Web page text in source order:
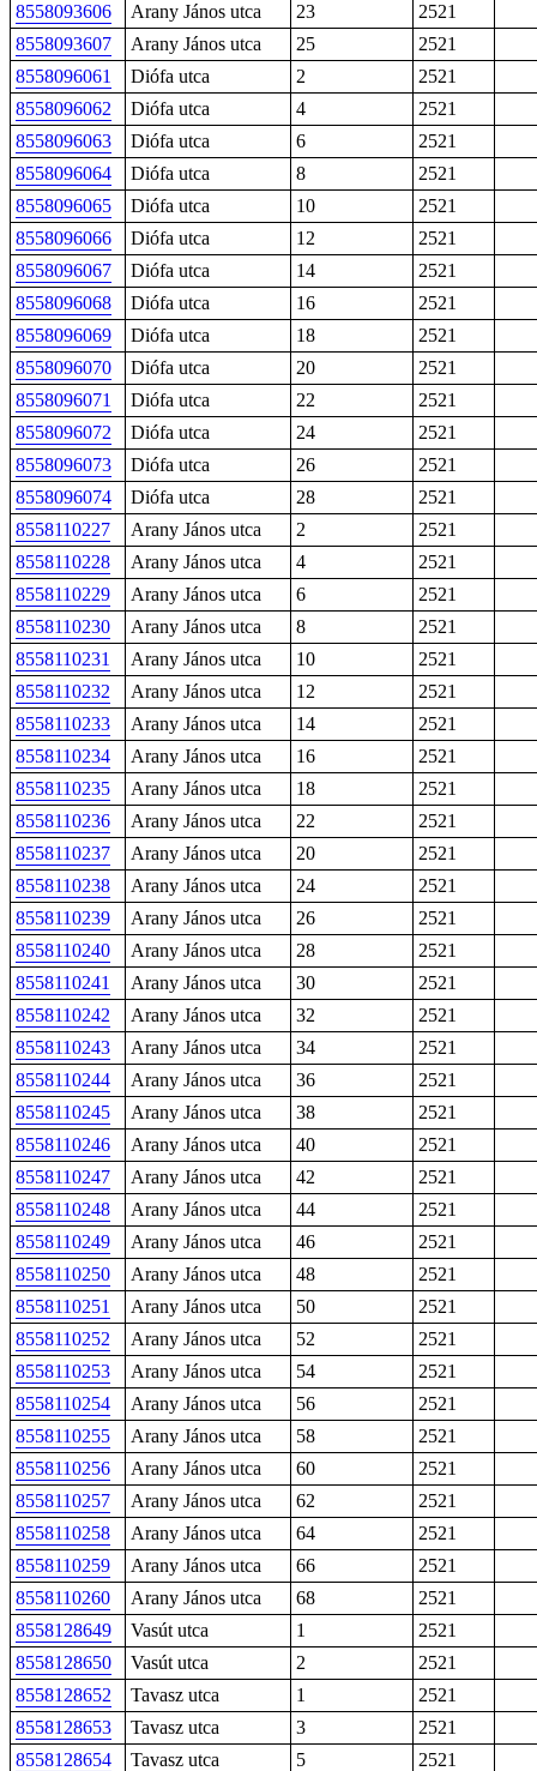
8558093606
Arany János utca 23
2521
8558093607
Arany János utca 25
2521
8558096061
Diófa utca 2
2521
8558096062
Diófa utca 4
2521
8558096063
Diófa utca 6
2521
8558096064
Diófa utca 8
2521
8558096065
Diófa utca 10
2521
8558096066
Diófa utca 12
2521
8558096067
Diófa utca 14
2521
8558096068
Diófa utca 16
2521
8558096069
Diófa utca 18
2521
8558096070
Diófa utca 20
2521
8558096071
Diófa utca 22
2521
8558096072
Diófa utca 24
2521
8558096073
Diófa utca 26
2521
8558096074
Diófa utca 28
2521
8558110227
Arany János utca 2
2521
8558110228
Arany János utca 4
2521
8558110229
Arany János utca 6
2521
8558110230
Arany János utca 8
2521
8558110231
Arany János utca 10
2521
8558110232
Arany János utca 12
2521
8558110233
Arany János utca 14
2521
8558110234
Arany János utca 16
2521
8558110235
Arany János utca 18
2521
8558110236
Arany János utca 22
2521
8558110237
Arany János utca 20
2521
8558110238
Arany János utca 24
2521
8558110239
Arany János utca 26
2521
8558110240
Arany János utca 28
2521
8558110241
Arany János utca 30
2521
8558110242
Arany János utca 32
2521
8558110243
Arany János utca 34
2521
8558110244
Arany János utca 36
2521
8558110245
Arany János utca 38
2521
8558110246
Arany János utca 40
2521
8558110247
Arany János utca 42
2521
8558110248
Arany János utca 44
2521
8558110249
Arany János utca 46
2521
8558110250
Arany János utca 48
2521
8558110251
Arany János utca 50
2521
8558110252
Arany János utca 52
2521
8558110253
Arany János utca 54
2521
8558110254
Arany János utca 56
2521
8558110255
Arany János utca 58
2521
8558110256
Arany János utca 60
2521
8558110257
Arany János utca 62
2521
8558110258
Arany János utca 64
2521
8558110259
Arany János utca 66
2521
8558110260
Arany János utca 68
2521
8558128649
Vasút utca 1
2521
8558128650
Vasút utca 2
2521
8558128652
Tavasz utca 1
2521
8558128653
Tavasz utca 3
2521
8558128654
Tavasz utca 5
2521